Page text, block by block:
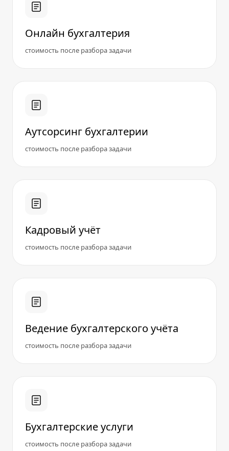
Онлайн бухгалтерия
стоимость после разбора задачи
Аутсорсинг бухгалтерии
стоимость после разбора задачи
Кадровый учёт
стоимость после разбора задачи
Ведение бухгалтерского учёта
стоимость после разбора задачи
Бухгалтерские услуги
стоимость после разбора задачи